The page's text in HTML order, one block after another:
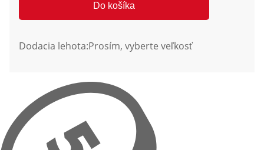
Do košíka
Dodacia lehota:Prosím, vyberte veľkosť